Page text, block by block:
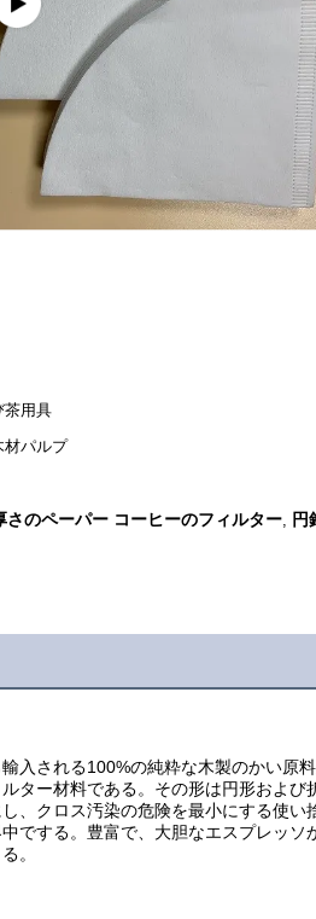
茶用具
材パルプ
さのペーパー コーヒーのフィルター, 円
入される100%の純粋な木製のかい
ター材料である。その形は円形およ
、クロス汚染の危険を最小にする使
でする。豊富で、大胆なエスプレッ
。